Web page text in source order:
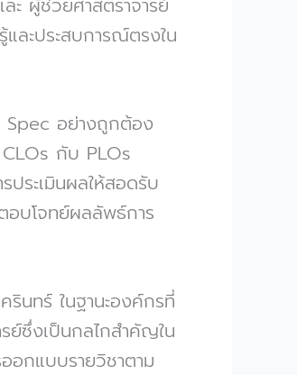
ะ ผู้ช่วยศาสตราจารย์
ละประสบการณ์ตรงใน
Spec อย่างถูกต้อง
กับ PLOs
ระเมินผลให้สอดรับ
อบโจทย์ผลลัพธ์การ
นทร์ ในฐานะองค์กรที่
ซึ่งเป็นกลไกสำคัญใน
กแบบรายวิชาตาม